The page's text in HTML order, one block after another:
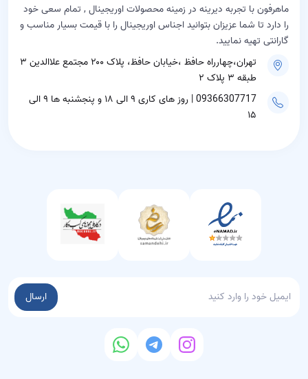
ماهرفون با تجربه دیرینه در زمینه محصولات اوریجینال , تمام سعی خود
را دارد تا شما عزیزان بتوانید اجناس اوریجینال را با قیمت بسیار مناسب و
گارانتی تهیه نمایید.
تهران،چهارراه حافظ ،خیابان حافظ، پلاک ۲۰۰ مجتمع علاالدین ۳
طبقه ۳ پلاک ۲
09366307717 | روز های کاری ۹ الی ۱۸ و پنجشنبه ها ۹ الی
۱۵
ارسال